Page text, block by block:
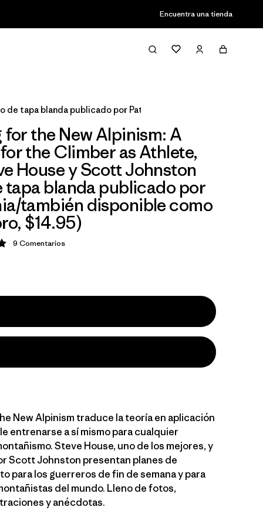
Encuentra una tienda
tapa blanda publicado por Patagonia/también disponible
for the New Alpinism: A
the Climber as Athlete,
House y Scott Johnston
tapa blanda publicado por
también disponible como
$14.95)
5 / 5
9 Comentarios
New Alpinism traduce la teoría en aplicación
entrenarse a sí mismo para cualquier
Steve House, uno de los mejores, y
Scott Johnston presentan planes de
para los guerreros de fin de semana y para
del mundo. Lleno de fotos,
y anécdotas.